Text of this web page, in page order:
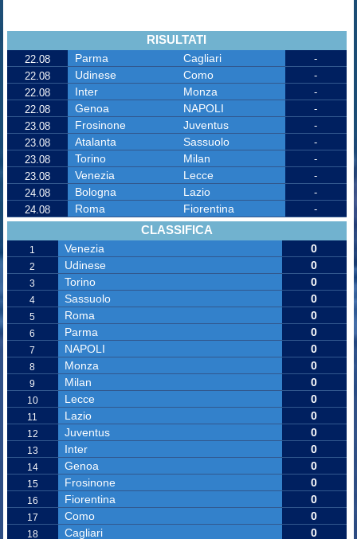
RISULTATI
22.08 Parma Cagliari
-
22.08
Udinese Como
-
22.08
Inter Monza
-
22.08
Genoa NAPOLI
-
23.08
Frosinone Juventus
-
23.08
Atalanta Sassuolo
-
23.08
Torino Milan
-
23.08
Venezia Lecce
-
24.08
Bologna Lazio
-
24.08
Roma Fiorentina -
CLASSIFICA
1 Venezia 0
2 Udinese 0
3 Torino 0
4 Sassuolo 0
5 Roma 0
6 Parma 0
7 NAPOLI 0
8 Monza 0
9 Milan 0
10 Lecce 0
11 Lazio 0
12 Juventus 0
13 Inter 0
14 Genoa 0
15 Frosinone 0
16 Fiorentina 0
17 Como 0
18 Cagliari 0